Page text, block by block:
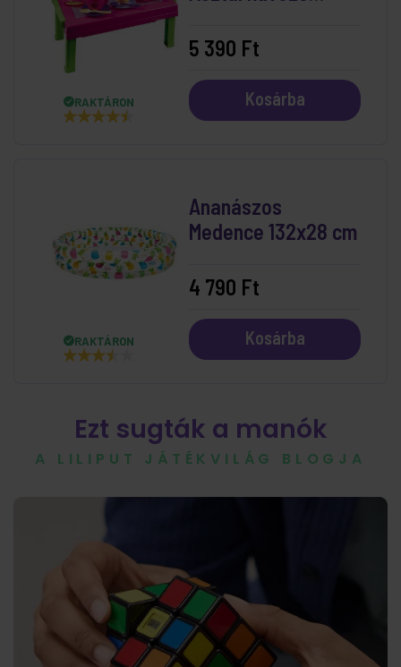
RAKTÁRON
5 390 Ft
Kosárba
RAKTÁRON
Ananászos
Medence 132x28 cm
4 790 Ft
Kosárba
Ezt sugták a manók
A LILIPUT JÁTÉKVILÁG BLOGJA